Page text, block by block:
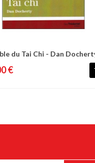
Comparer Liste
du Tai Chi - Dan
€